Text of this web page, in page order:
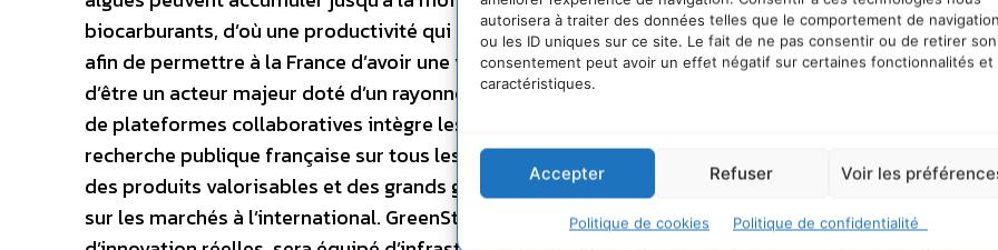
autorisera à traiter des données telles que le comportement de navigation
ou les ID uniques sur ce site. Le fait de ne pas consentir ou de retirer son
consentement peut avoir un effet négatif sur certaines fonctionnalités et
caractéristiques.
Accepter Refuser Voir les
Politique de cookies Politique de confidentialité
biocarburants, d’où une productivité qui peut atteindre des valeurs élevées. L’IEED GreenStars a été
afin de permettre à la France d’avoir une vision industrielle de l’ensemble de la chaîne de production
d’être un acteur majeur doté d’un rayonnement international. Pour y parvenir, ce nouveau réseau
de plateformes collaboratives intègre les expertises et les technologies des meilleures équipes de la
recherche publique française sur tous les fronts scientifiques concernés, des PME innovantes sur
des produits valorisables et des grands groupes fortement intéressés pour prendre des positions
sur les marchés à l’international. GreenStars dispose de trois grands atouts : il rassemble des